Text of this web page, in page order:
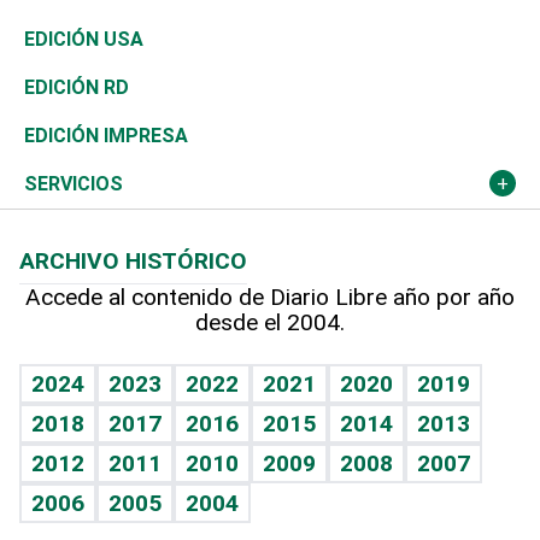
Reportajes
África
Ocenanía
Caribe
Resto del mundo
Vivienda
Telecom.
Global y variable
Economía personal
Buena Vida
Sociales
Novedades
Podcast Arte Libre
Hablando con el pediatra
Vida y familia
Eñe
Celebrando la vida
Sin complejos
Ciclismo
Tenis
Olimpismo
Más deportes
Línea de hit
TBT Deportivo
En Directo
El Espía
Noticiero Poteleche
Columnistas
Más firmas
Tecnología
Historia
Martes de tecnología
Cambio climático
Economía
Revista
Deportes
Opinión
Hecho en casa
Guía del dinero
EDICIÓN USA
EDICIÓN RD
EDICIÓN IMPRESA
SERVICIOS
Cumpleaños
Horóscopos
Crucigramas
ARCHIVO HISTÓRICO
Accede al contenido de Diario Libre año por año
desde el 2004.
2024 2023 2022 2021 2020
2019
2018
2017 2016 2015 2014
2013
2012
2011 2010 2009 2008
2007
2006
2005 2004